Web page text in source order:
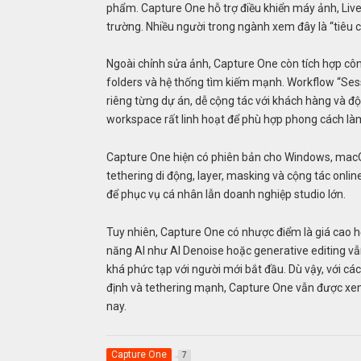
phẩm. Capture One hỗ trợ điều khiển máy ảnh,
trường. Nhiều người trong ngành xem đây là “tiêu
Ngoài chỉnh sửa ảnh, Capture One còn tích hợp
folders và hệ thống tìm kiếm mạnh. Workflow
riêng từng dự án, dễ cộng tác với khách hàng và
workspace rất linh hoạt để phù hợp phong cách
Capture One hiện có phiên bản cho Windows,
tethering di động, layer, masking và cộng tác
để phục vụ cá nhân lẫn doanh nghiệp studio lớn.
Tuy nhiên, Capture One có nhược điểm là giá
năng AI như AI Denoise hoặc generative editing
khá phức tạp với người mới bắt đầu. Dù vậy, với
định và tethering mạnh, Capture One vẫn được
nay.
Capture One 7